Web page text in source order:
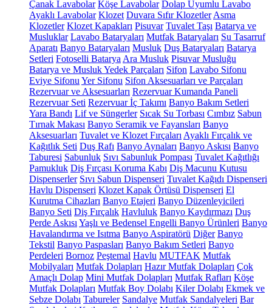
Çanak Lavabolar Köşe Lavabolar Dolap Uyumlu Lavabo
Ayaklı Lavabolar Klozet Duvara Sıfır Klozetler Asma
Klozetler Klozet Kapakları Pisuvar Tuvalet Taşı Batarya ve
Musluklar Lavabo Bataryaları Mutfak Bataryaları Su Tasarruf
Aparatı Banyo Bataryaları Musluk Duş Bataryaları Batarya
Setleri Fotoselli Batarya Ara Musluk Pisuvar Musluğu
Batarya ve Musluk Yedek Parçaları Sifon Lavabo Sifonu
Eviye Sifonu Yer Sifonu Sifon Aksesuarları ve Parçaları
Rezervuar ve Aksesuarları Rezervuar Kumanda Paneli
Rezervuar Seti Rezervuar İç Takımı Banyo Bakım Setleri
Yara Bandı Lif ve Süngerler Sıcak Su Torbası Cımbız Sabun
Tırnak Makası Banyo Seramik ve Fayansları Banyo
Aksesuarları Tuvalet ve Klozet Fırçaları Ayaklı Fırçalık ve
Kağıtlık Seti Duş Rafı Banyo Aynaları Banyo Askısı Banyo
Taburesi Sabunluk Sıvı Sabunluk Pompası Tuvalet Kağıtlığı
Pamukluk Diş Fırçası Koruma Kabı Diş Macunu Kutusu
Dispenserler Sıvı Sabun Dispenseri Tuvalet Kağıdı Dispenseri
Havlu Dispenseri Klozet Kapak Örtüsü Dispenseri El
Kurutma Cihazları Banyo Etajeri Banyo Düzenleyicileri
Banyo Seti Diş Fırçalık Havluluk Banyo Kaydırmazı Duş
Perde Askısı Yaşlı ve Bedensel Engelli Banyo Ürünleri Banyo
Havalandırma ve Isıtma Banyo Aspiratörü Diğer Banyo
Tekstil Banyo Paspasları Banyo Bakım Setleri Banyo
Perdeleri Bornoz Peştemal Havlu MUTFAK Mutfak
Mobilyaları Mutfak Dolapları Hazır Mutfak Dolapları Çok
Amaçlı Dolap Mini Mutfak Dolapları Mutfak Rafları Köşe
Mutfak Dolapları Mutfak Boy Dolabı Kiler Dolabı Ekmek ve
Sebze Dolabı Tabureler Sandalye Mutfak Sandalyeleri Bar